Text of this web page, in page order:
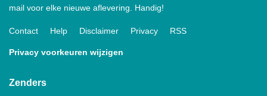
mail voor elke nieuwe aflevering. Handig!
Contact Help Disclaimer Privacy RSS
Privacy voorkeuren wijzigen
Zenders